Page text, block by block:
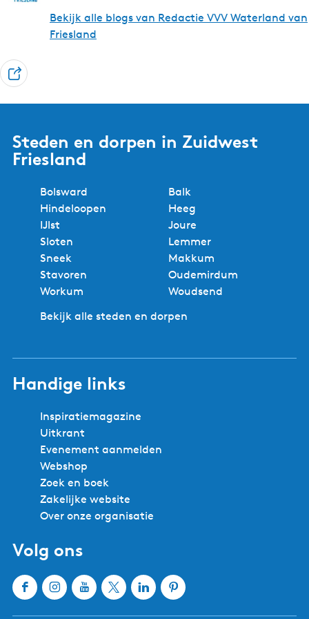
Bekijk alle blogs van Redactie VVV Waterland van
Friesland
D
Steden en dorpen in Zuidwest
Friesland
Bolsward
Balk
Hindeloopen
Heeg
IJlst
Joure
Sloten
Lemmer
Sneek
Makkum
Stavoren
Oudemirdum
Workum
Woudsend
Bekijk alle steden en dorpen
Handige links
Inspiratiemagazine
Uitkrant
Evenement aanmelden
Webshop
Zoek en boek
Zakelijke website
Over onze organisatie
Volg ons
F
I
Y
X
L
P